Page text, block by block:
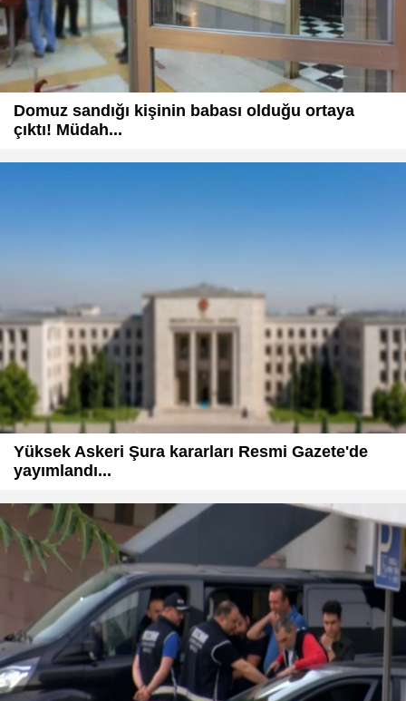
Domuz sandığı kişinin babası olduğu ortaya
çıktı! Müdah...
Yüksek Askeri Şura kararları Resmi Gazete'de
yayımlandı...